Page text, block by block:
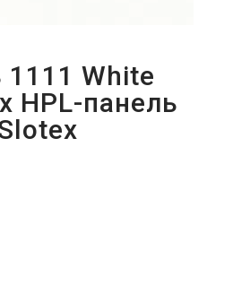
1111 White
HPL-панель